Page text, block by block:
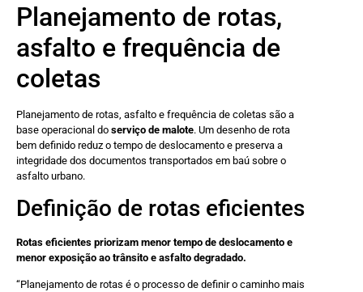
Planejamento de rotas,
asfalto e frequência de
coletas
Planejamento de rotas, asfalto e frequência de coletas são a
base operacional do serviço de malote. Um desenho de rota
bem definido reduz o tempo de deslocamento e preserva a
integridade dos documentos transportados em baú sobre o
asfalto urbano.
Definição de rotas eficientes
Rotas eficientes priorizam menor tempo de deslocamento e
menor exposição ao trânsito e asfalto degradado.
“Planejamento de rotas é o processo de definir o caminho mais